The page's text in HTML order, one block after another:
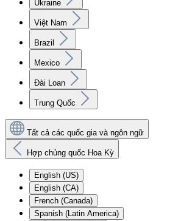
Ukraine
Việt Nam
Brazil
Mexico
Đài Loan
Trung Quốc
Tất cả các quốc gia và ngôn ngữ
Hợp chủng quốc Hoa Kỳ
English (US)
English (CA)
French (Canada)
Spanish (Latin America)